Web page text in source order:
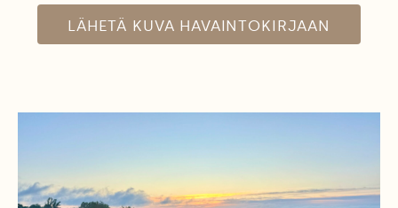
LÄHETÄ KUVA HAVAINTOKIRJAAN